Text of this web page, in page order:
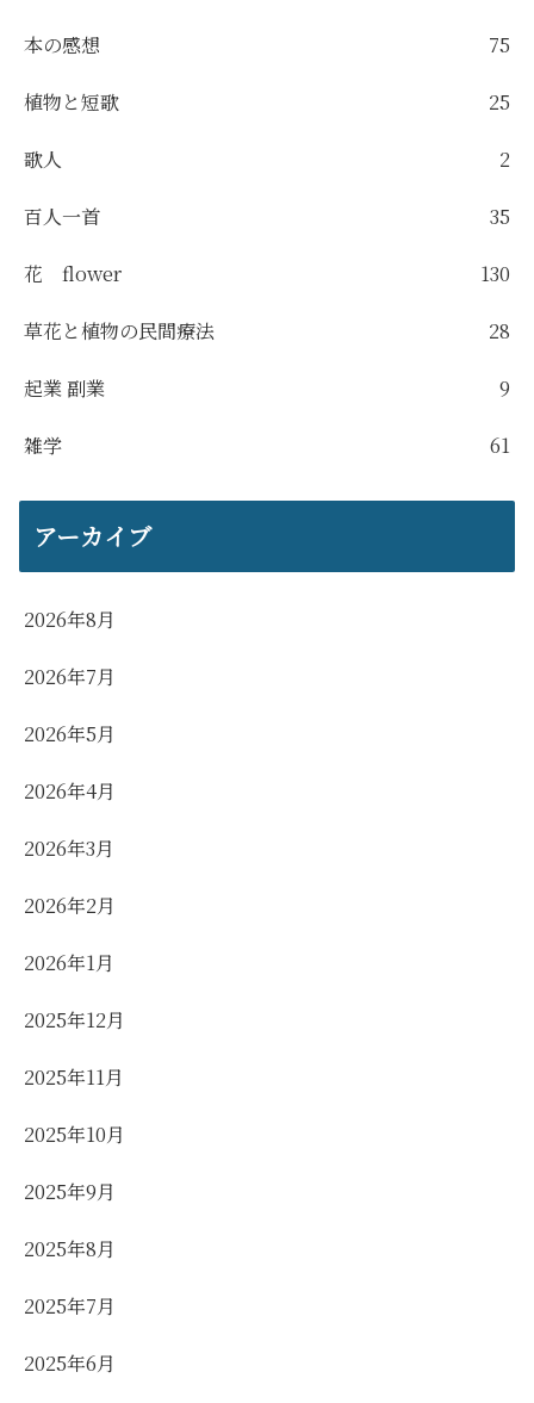
本の感想 75
植物と短歌 25
歌人 2
百人一首 35
花 flower 130
草花と植物の民間療法 28
起業 副業 9
雑学 61
アーカイブ
2026年8月
2026年7月
2026年5月
2026年4月
2026年3月
2026年2月
2026年1月
2025年12月
2025年11月
2025年10月
2025年9月
2025年8月
2025年7月
2025年6月